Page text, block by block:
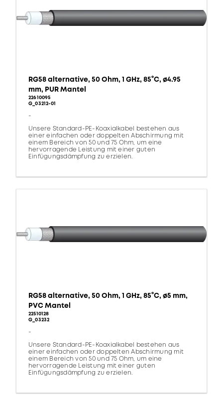
RG58 alternative, 50 Ohm, 1 GHz, 85°C, ø4.95
mm, PUR Mantel
22610095
G_03212-01
-
Unsere Standard-PE-Koaxialkabel bestehen aus
einer einfachen oder doppelten Abschirmung mit
einem Bereich von 50 und 75 Ohm, um eine
hervorragende Leistung mit einer guten
Einfügungsdämpfung zu erzielen.
RG58 alternative, 50 Ohm, 1 GHz, 85°C, ø5 mm,
PVC Mantel
22510128
G_03232
-
Unsere Standard-PE-Koaxialkabel bestehen aus
einer einfachen oder doppelten Abschirmung mit
einem Bereich von 50 und 75 Ohm, um eine
hervorragende Leistung mit einer guten
Einfügungsdämpfung zu erzielen.